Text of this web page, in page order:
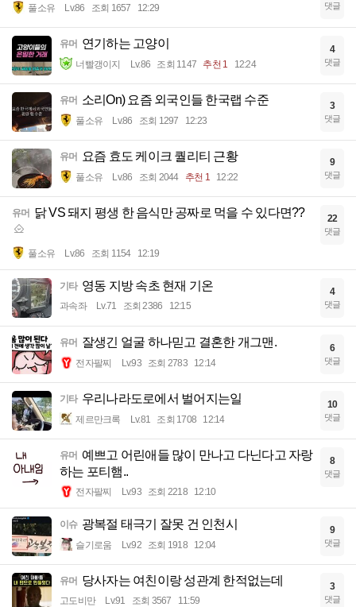
풀소유 Lv.86 조회 1657 12:29 댓글
유머 연기하는 고양이
너빨갱이지 Lv.86 조회 1147 추천 1 12:24
4
댓글
유머 소리On) 요즘 외국인들 한국랩 수준
풀소유 Lv.86 조회 1297 12:23
3
댓글
유머 요즘 효도 케이크 퀄리티 근황
풀소유 Lv.86 조회 2044 추천 1 12:22
9
댓글
유머 닭 VS 돼지 평생 한 음식만 공짜로 먹을 수 있다면??
풀소유 Lv.86 조회 1154 12:19
22
댓글
기타 영동 지방 속초 현재 기온
과속좌 Lv.71 조회 2386 12:15
4
댓글
유머 잘생긴 얼굴 하나믿고 결혼한 개그맨.
전자팔찌 Lv.93 조회 2783 12:14
6
댓글
기타 우리나라도로에서 벌어지는일
제르만크록 Lv.81 조회 1708 12:14
10
댓글
유머 예쁘고 어린애들 많이 만나고 다닌다고 자랑
하는 포티햄..
전자팔찌 Lv.93 조회 2218 12:10
8
댓글
이슈 광복절 태극기 잘못 건 인천시
슬기로움 Lv.92 조회 1918 12:04
9
댓글
유머 당사자는 여친이랑 성관계 한적없는데
고도비만 Lv.91 조회 3567 11:59
3
댓글